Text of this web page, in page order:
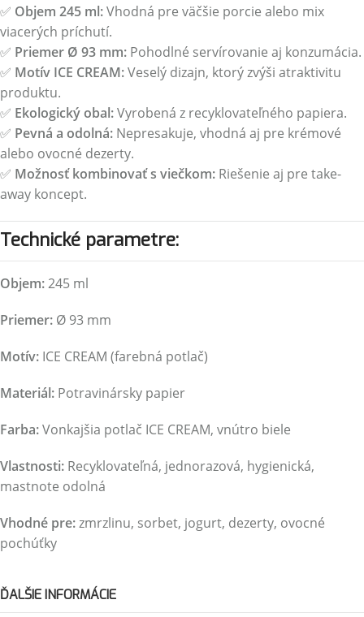
✅ Objem 245 ml:Vhodná pre väčšie porcie alebo mix
viacerých príchutí.
✅ Priemer Ø 93 mm: Pohodlné servírovanie aj konzumácia.
✅ Motív ICE CREAM:Veselý dizajn, ktorý zvýši atraktivitu
produktu.
✅ Ekologický obal:Vyrobená z recyklovateľného papiera.
✅ Pevná a odolná: Nepresakuje, vhodná aj pre krémové
alebo ovocné dezerty.
✅ Možnosť kombinovať s viečkom: Riešenie aj pre take-
away koncept.
Technické parametre:
Objem:245 ml
Priemer: Ø 93 mm
Motív: ICE CREAM (farebná potlač)
Materiál: Potravinársky papier
Farba:Vonkajšia potlač ICE CREAM, vnútro biele
Vlastnosti: Recyklovateľná, jednorazová, hygienická,
mastnote odolná
Vhodné pre:zmrzlinu, sorbet, jogurt, dezerty, ovocné
pochúťky
ĎALŠIE INFORMÁCIE